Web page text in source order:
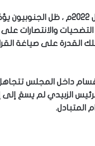
منذ تأسيس مجلس القيادة في
والانتصارات
القدرة على صياغة
داخل المجلس
الزبيدي لم يسعَ إلى
المتبادل.